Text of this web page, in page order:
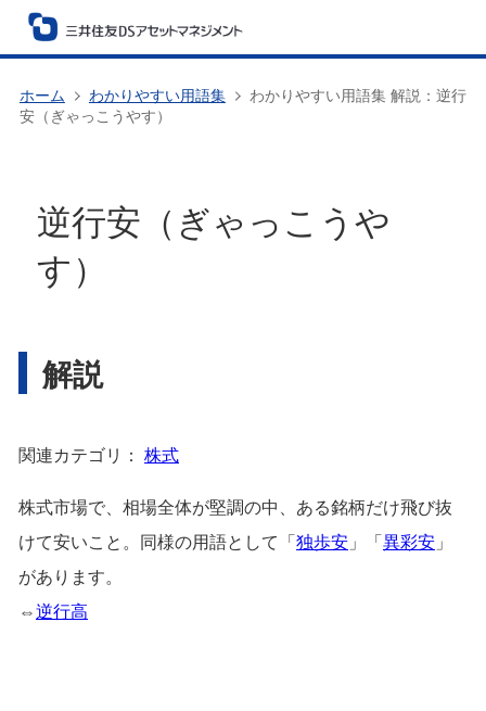
ホーム わかりやすい用語集
わかりやすい用語集 解説：逆行
安（ぎゃっこうやす）
逆行安（ぎゃっこうや
す）
解説
関連カテゴリ： 株式
株式市場で、相場全体が堅調の中、ある銘柄だけ飛び抜
けて安いこと。同様の用語として「独歩安 」「異彩安 」
があります。
⇔逆行高